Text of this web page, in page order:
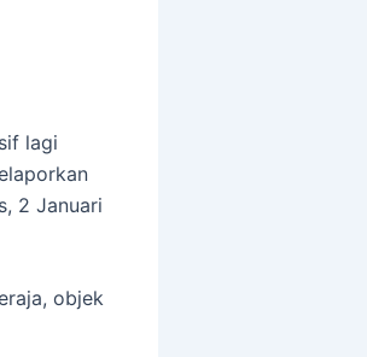
lagi
2 Januari
objek